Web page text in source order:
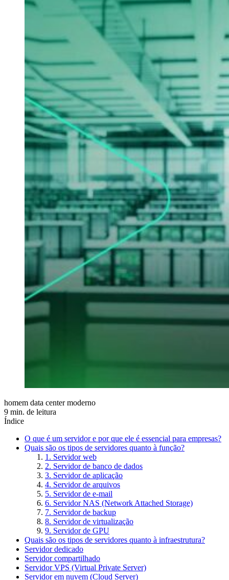
homem data center moderno
9 min. de leitura
Índice
O que é um servidor e por que ele é essencial para empresas?
Quais são os tipos de servidores quanto à função?
1. Servidor web
2. Servidor de banco de dados
3. Servidor de aplicação
4. Servidor de arquivos
5. Servidor de e-mail
6. Servidor NAS (Network Attached Storage)
7. Servidor de backup
8. Servidor de virtualização
9. Servidor de GPU
Quais são os tipos de servidores quanto à infraestrutura?
Servidor dedicado
Servidor compartilhado
Servidor VPS (Virtual Private Server)
Servidor em nuvem (Cloud Server)